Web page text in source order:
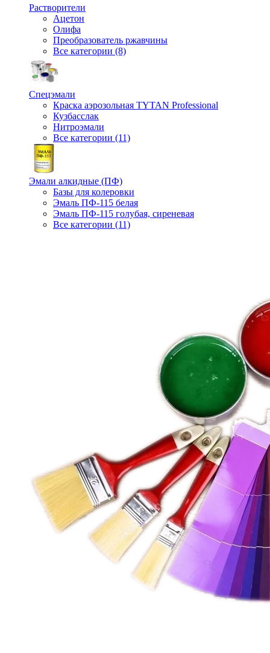
Растворители
Ацетон
Олифа
Преобразователь ржавчины
Все категории (8)
Спецэмали
Краска аэрозольная TYTAN Professional
Кузбасслак
Нитроэмали
Все категории (11)
Эмали алкидные (ПФ)
Базы для колеровки
Эмаль ПФ-115 белая
Эмаль ПФ-115 голубая, сиреневая
Все категории (11)